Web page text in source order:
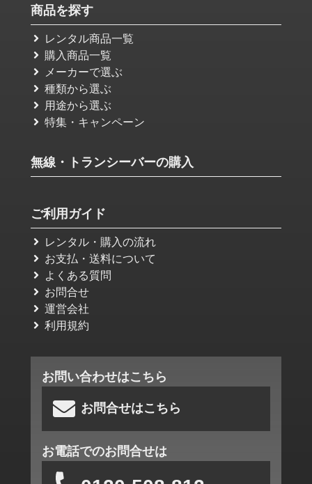
商品を探す
レンタル商品一覧
購入商品一覧
メーカーで選ぶ
種類から選ぶ
用途から選ぶ
特集・キャンペーン
無線・トランシーバーの購入
ご利用ガイド
レンタル・購入の流れ
お支払・送料について
よくある質問
お問合せ
運営会社
利用規約
お問い合わせはこちら
お問合せはこちら
お電話でのお問合せは